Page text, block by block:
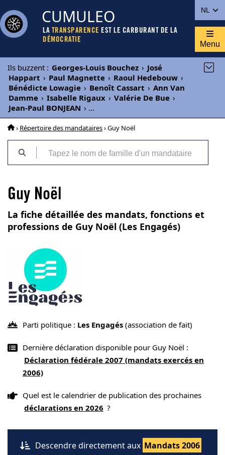
NL
CUMULEO
LA TRANSPARENCE EST LE CARBURANT DE LA
DÉMOCRATIE
Menu
Ils buzzent : Georges-Louis Bouchez › José
Happart › Paul Magnette › Raoul Hedebouw ›
Bénédicte Lowagie › Benoît Cassart › Ann Van
Damme › Isabelle Rigaux › Valérie De Bue ›
Jean-Paul BONJEAN › ...
› Répertoire des mandataires› Guy Noël
Guy Noël
La fiche détaillée des mandats, fonctions et
professions de Guy Noël (Les Engagés)
Parti politique : Les Engagés (association de fait)
Dernière déclaration disponible pour Guy Noël :
Déclaration fédérale 2007 (mandats exercés en
2006)
Quel est le calendrier de publication des prochaines
déclarations en 2026 ?
Descendre directement aux Mandats 2006